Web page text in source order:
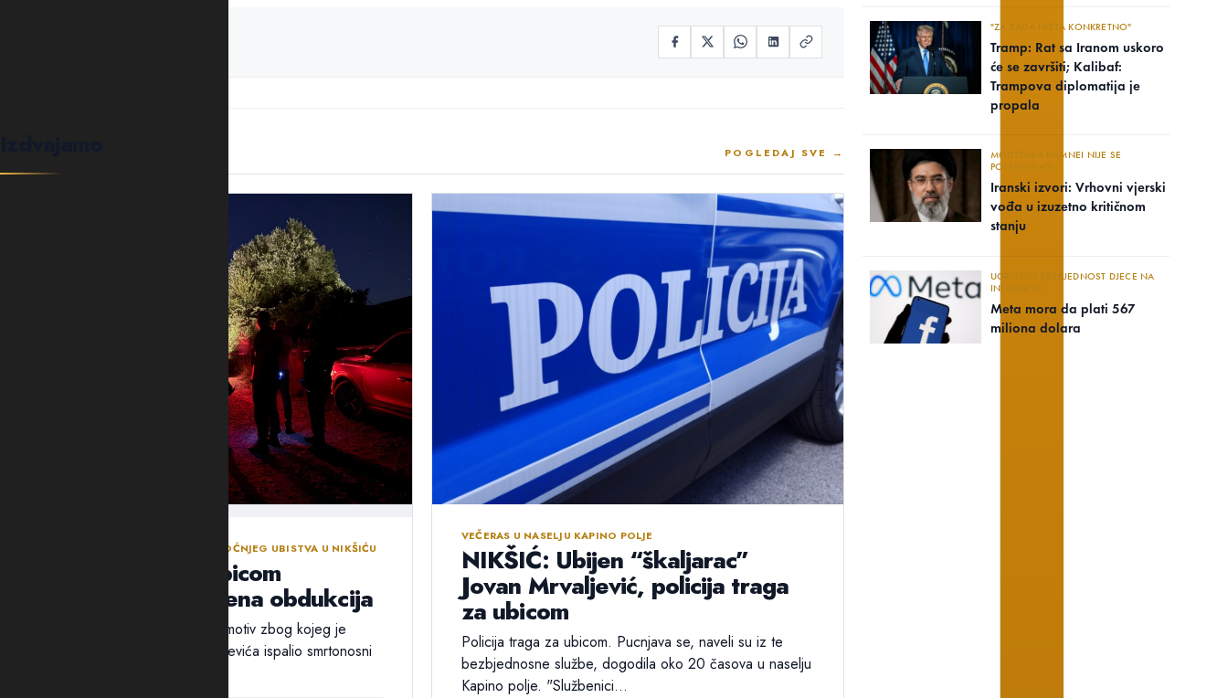
POGLEDAJ SVE →
NASTAVLJENA ISTRAGA NAKON SINOĆNJEG UBISTVA U NIKŠIĆU
Policija traga za ubicom
Mrvaljevića, naložena obdukcija
Ni nakon 18 sati nije utvrđen ni motiv zbog kojeg je
ubica, navodno, u potiljak Mrvaljevića ispalio smrtonosni
VEČERAS U NASELJU KAPINO POLJE
NIKŠIĆ: Ubijen “škaljarac”
Jovan Mrvaljević, policija traga
za ubicom
Policija traga za ubicom. Pucnjava se, naveli su iz te
bezbjednosne službe, dogodila oko 20 časova u naselju
Kapino polje. "Službenici...
"ZA SADA NIŠTA KONKRETNO"
Tramp: Rat sa Iranom uskoro
će se završiti; Kalibaf:
Trampova diplomatija je
propala
MODŽTABA HAMNEI NIJE SE
POJAVLJIVAO..
Iranski izvori: Vrhovni vjerski
vođa u izuzetno kritičnom
stanju
UGROZILA BEZBJEDNOST DJECE NA
INTERNETU
Meta mora da plati 567
miliona dolara